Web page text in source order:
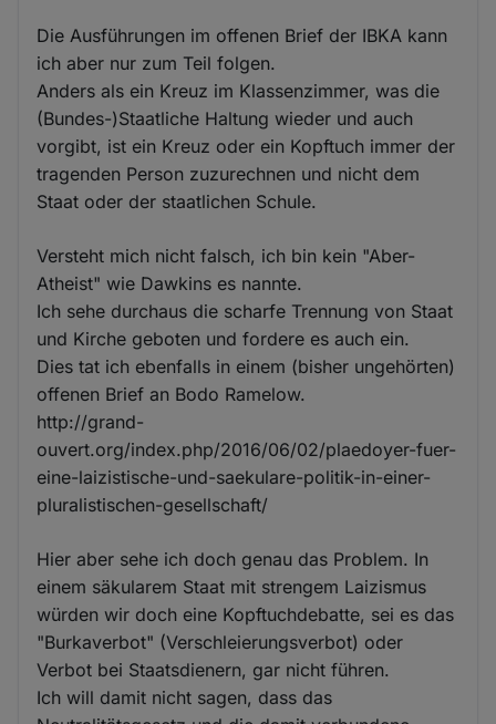
Die Ausführungen im offenen Brief der IBKA kann
ich aber nur zum Teil folgen.
Anders als ein Kreuz im Klassenzimmer, was die
(Bundes-)Staatliche Haltung wieder und auch
vorgibt, ist ein Kreuz oder ein Kopftuch immer der
tragenden Person zuzurechnen und nicht dem
Staat oder der staatlichen Schule.
Versteht mich nicht falsch, ich bin kein "Aber-
Atheist" wie Dawkins es nannte.
Ich sehe durchaus die scharfe Trennung von Staat
und Kirche geboten und fordere es auch ein.
Dies tat ich ebenfalls in einem (bisher ungehörten)
offenen Brief an Bodo Ramelow.
http://grand-
ouvert.org/index.php/2016/06/02/plaedoyer-fuer-
eine-laizistische-und-saekulare-politik-in-einer-
pluralistischen-gesellschaft/
Hier aber sehe ich doch genau das Problem. In
einem säkularem Staat mit strengem Laizismus
würden wir doch eine Kopftuchdebatte, sei es das
"Burkaverbot" (Verschleierungsverbot) oder
Verbot bei Staatsdienern, gar nicht führen.
Ich will damit nicht sagen, dass das